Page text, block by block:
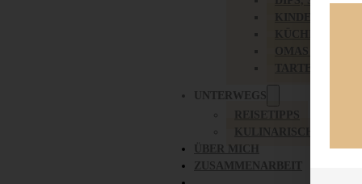
UNTERWEGS
REISETIPPS
KULINARISCH
ÜBER MICH
ZUSAMMENARBEIT